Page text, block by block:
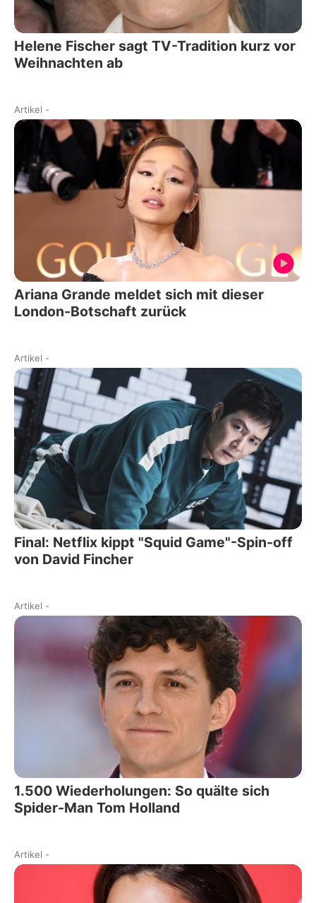
Helene Fischer sagt TV-Tradition kurz vor
Weihnachten ab
Artikel -
Ariana Grande meldet sich mit dieser
London-Botschaft zurück
Artikel -
Final: Netflix kippt "Squid Game"-Spin-off
von David Fincher
Artikel -
1.500 Wiederholungen: So quälte sich
Spider-Man Tom Holland
Artikel -